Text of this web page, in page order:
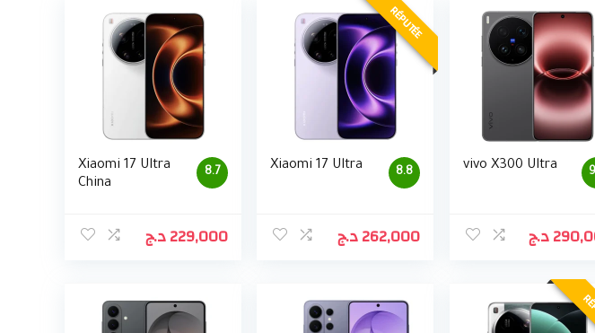
8.7
Xiaomi 17 Ultra
China
229,000د.ج
RÉPUTÉE
8.8
Xiaomi 17 Ultra
262,000د.ج
vivo X300 Ultra
د.ج